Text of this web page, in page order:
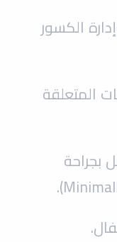
الكسور
المتعلقة
بجراحة